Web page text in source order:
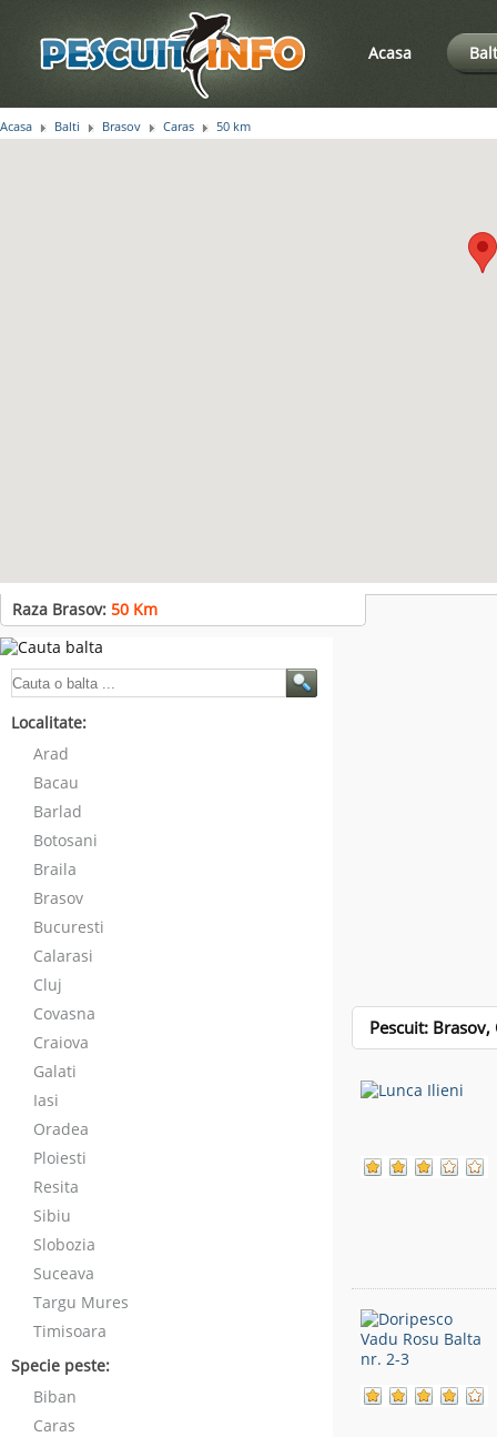
Acasa
Acasa Balti Brasov Caras 50 km
Raza Brasov: 50 Km
Localitate:
Arad
Bacau
Barlad
Botosani
Braila
Brasov
Bucuresti
Calarasi
Cluj
Covasna
Craiova
Galati
Iasi
Oradea
Ploiesti
Resita
Sibiu
Slobozia
Suceava
Targu Mures
Timisoara
Specie peste:
Biban
Caras
Pescuit: Brasov,